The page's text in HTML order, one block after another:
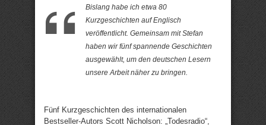
Bislang habe ich etwa 80
Kurzgeschichten auf Englisch
veröffentlicht. Gemeinsam mit Stefan
haben wir fünf spannende Geschichten
ausgewählt, um den deutschen Lesern
unsere Arbeit näher zu bringen.
Fünf Kurzgeschichten des internationalen
Bestseller-Autors Scott Nicholson: „Todesradio“,